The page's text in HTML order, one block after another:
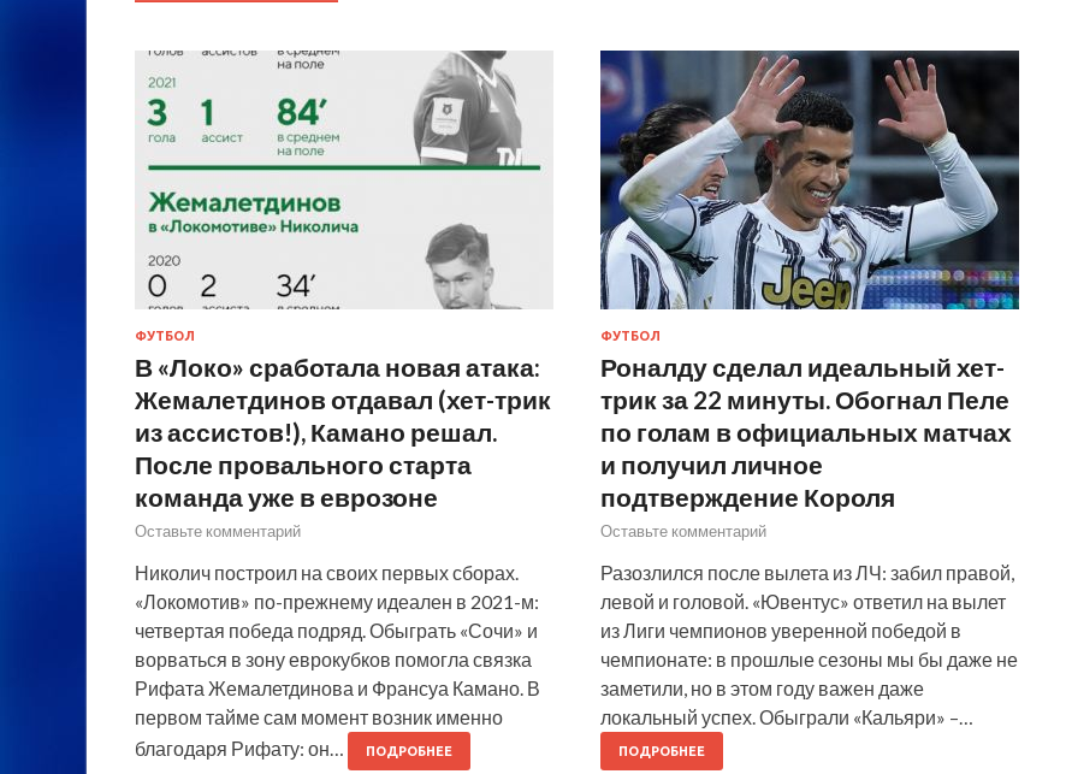
ФУТБОЛ
В «Локо» сработала новая атака:
Жемалетдинов отдавал (хет-трик
из ассистов!), Камано решал.
После провального старта
команда уже в еврозоне
Оставьте комментарий
Николич построил на своих первых сборах.
«Локомотив» по-прежнему идеален в 2021-м:
четвертая победа подряд. Обыграть «Сочи» и
ворваться в зону еврокубков помогла связка
Рифата Жемалетдинова и Франсуа Камано. В
первом тайме сам момент возник именно
благодаря Рифату: он…
ПОДРОБНЕЕ
ФУТБОЛ
Роналду сделал идеальный хет-
трик за 22 минуты. Обогнал Пеле
по голам в официальных матчах
и получил личное
подтверждение Короля
Оставьте комментарий
Разозлился после вылета из ЛЧ: забил правой,
левой и головой. «Ювентус» ответил на вылет
из Лиги чемпионов уверенной победой в
чемпионате: в прошлые сезоны мы бы даже не
заметили, но в этом году важен даже
локальный успех. Обыграли «Кальяри» –…
ПОДРОБНЕЕ